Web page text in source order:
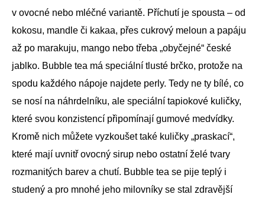
v ovocné nebo mléčné variantě. Příchutí je spousta – od
kokosu, mandle či kakaa, přes cukrový meloun a papáju
až po marakuju, mango nebo třeba „obyčejné“ české
jablko. Bubble tea má speciální tlusté brčko, protože na
spodu každého nápoje najdete perly. Tedy ne ty bílé, co
se nosí na náhrdelníku, ale speciální tapiokové kuličky,
které svou konzistencí připomínají gumové medvídky.
Kromě nich můžete vyzkoušet také kuličky „praskací“,
které mají uvnitř ovocný sirup nebo ostatní želé tvary
rozmanitých barev a chutí. Bubble tea se pije teplý i
studený a pro mnohé jeho milovníky se stal zdravější